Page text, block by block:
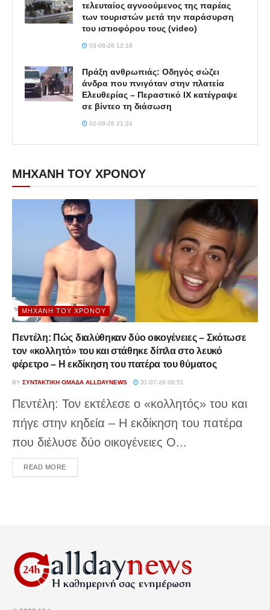
τελευταίος αγνοούμενος της παρέας
των τουριστών μετά την παράσυρση
του ιστιοφόρου τους (video)
03-08-26 12:18
Πράξη ανθρωπιάς: Οδηγός σώζει
άνδρα που πνιγόταν στην πλατεία
Ελευθερίας – Περαστικό ΙΧ κατέγραψε
σε βίντεο τη διάσωση
02-08-26 21:24
ΜΗΧΑΝΗ ΤΟΥ ΧΡΟΝΟΥ
ΜΗΧΑΝΉ ΤΟΥ ΧΡΌΝΟΥ
Πεντέλη: Πώς διαλύθηκαν δύο οικογένειες – Σκότωσε
τον «κολλητό» του και στάθηκε δίπλα στο λευκό
φέρετρο – Η εκδίκηση του πατέρα του θύματος
BY ΣΥΝΤΑΚΤΙΚΉ ΟΜΆΔΑ ALLDAYNEWS 31-07-26 08:51
Πεντέλη: Τον εκτέλεσε ο «κολλητός» του και
πήγε στην κηδεία – Η εκδίκηση του πατέρα
που διέλυσε δύο οικογένειες Ο...
READ MOREDETAILS